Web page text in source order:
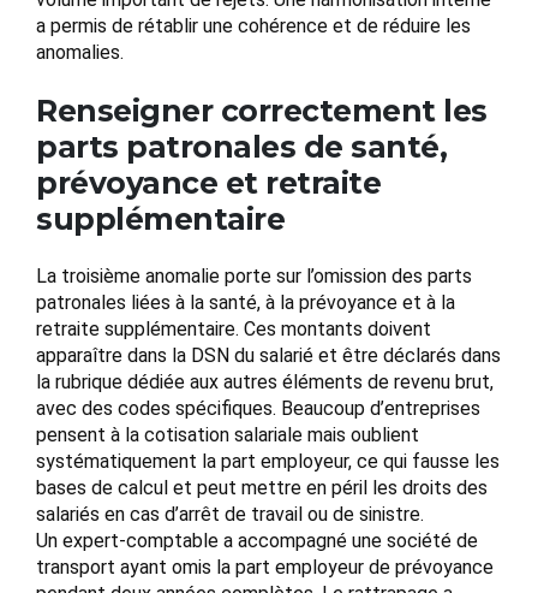
a permis de rétablir une cohérence et de réduire les
anomalies.
Renseigner correctement les
parts patronales de santé,
prévoyance et retraite
supplémentaire
La troisième anomalie porte sur l’omission des parts
patronales liées à la santé, à la prévoyance et à la
retraite supplémentaire. Ces montants doivent
apparaître dans la DSN du salarié et être déclarés dans
la rubrique dédiée aux autres éléments de revenu brut,
avec des codes spécifiques. Beaucoup d’entreprises
pensent à la cotisation salariale mais oublient
systématiquement la part employeur, ce qui fausse les
bases de calcul et peut mettre en péril les droits des
salariés en cas d’arrêt de travail ou de sinistre.
Un expert-comptable a accompagné une société de
transport ayant omis la part employeur de prévoyance